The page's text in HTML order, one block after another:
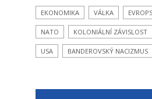
EKONOMIKA VÁLKA
NATO KOLONIÁLNÍ ZÁVISLOST
USA BANDEROVSKÝ NACIZMUS